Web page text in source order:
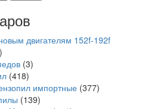
двигателям 152f-192f
(3)
(418)
импортные (377)
(139)